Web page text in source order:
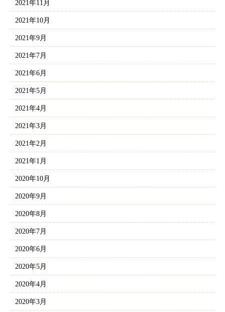
2021年11月
2021年10月
2021年9月
2021年7月
2021年6月
2021年5月
2021年4月
2021年3月
2021年2月
2021年1月
2020年10月
2020年9月
2020年8月
2020年7月
2020年6月
2020年5月
2020年4月
2020年3月